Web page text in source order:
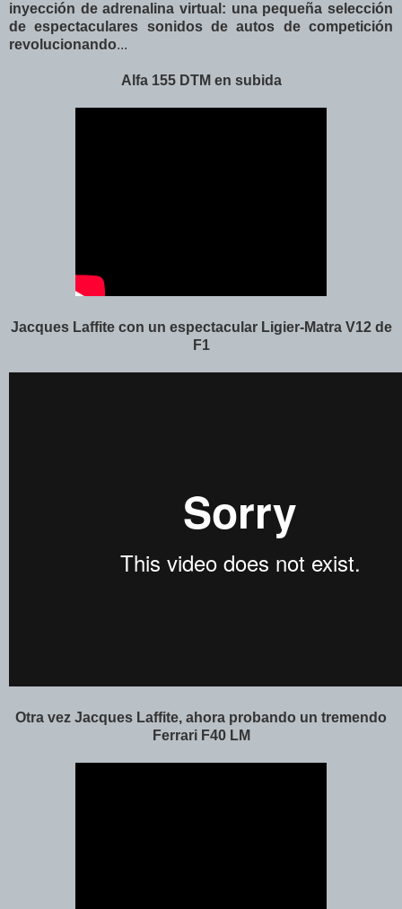
inyección de adrenalina virtual: una pequeña selección
de espectaculares sonidos de autos de competición
revolucionando...
Alfa 155 DTM en subida
Jacques Laffite con un espectacular Ligier-Matra V12 de
F1
Otra vez Jacques Laffite, ahora probando un tremendo
Ferrari F40 LM